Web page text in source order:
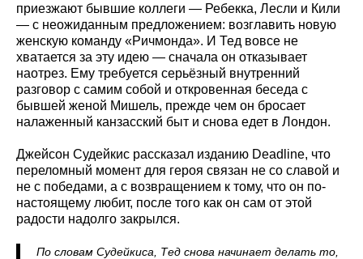
приезжают бывшие коллеги — Ребекка, Лесли и Кили
— с неожиданным предложением: возглавить новую
женскую команду «Ричмонда». И Тед вовсе не
хватается за эту идею — сначала он отказывает
наотрез. Ему требуется серьёзный внутренний
разговор с самим собой и откровенная беседа с
бывшей женой Мишель, прежде чем он бросает
налаженный канзасский быт и снова едет в Лондон.
Джейсон Судейкис рассказал изданию Deadline, что
переломный момент для героя связан не со славой и
не с победами, а с возвращением к тому, что он по-
настоящему любит, после того как он сам от этой
радости надолго закрылся.
По словам Судейкиса, Тед снова начинает делать то,